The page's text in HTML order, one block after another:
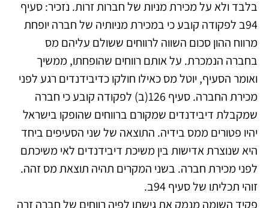
בלבד ולא על מכירת מניות של חברות זרות. נזכיר: סעיף
94ב לפקודה קובע כי במכירת מניותיה של חברה יופחת
מרווח ההון סכום השווה לרווחים ששולם עליהם מס
בחברה הנמכרת. על אותם רווחים שהופחתו, ממשיך
ואומר הסעיף, יוטל מס כאילו חולקו כדיבידנדים רגע לפני
מכירת החברה. סעיף 126(ב) לפקודה קובע כי חברה
שמקבלת דיבידנדים שמקורם ברווחים שהופקו בישראל
יהיו פטורים ממס בידיה. התוצאה של שני הסעיפים ביחד
היא שנוצרת אדישות בין משיכת דיבידנדים לאי משיכתם
לפני מכירת חברה. בשני המקרים תהיה תוצאת מס זהה.
זוהי תכליתו של סעיף 94ב.
פקיד השומה מנמק את גישתו לפיה רווחים של חברה זרה